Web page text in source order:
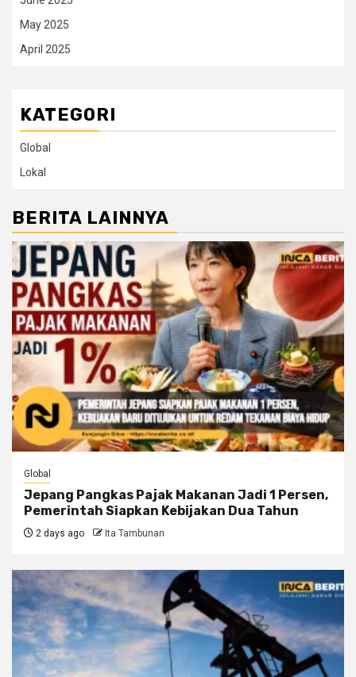
May 2025
April 2025
KATEGORI
Global
Lokal
BERITA LAINNYA
Global
Jepang Pangkas Pajak Makanan Jadi 1 Persen,
Pemerintah Siapkan Kebijakan Dua Tahun
2 days ago Ita Tambunan